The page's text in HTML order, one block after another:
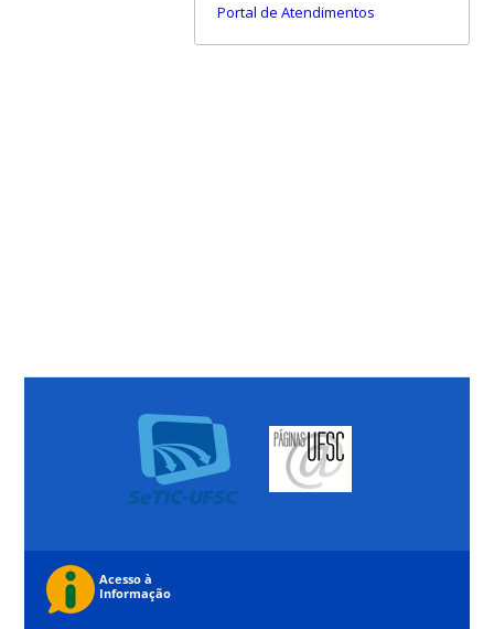
Portal de Atendimentos